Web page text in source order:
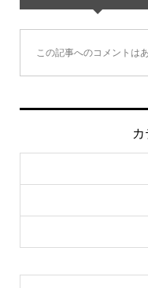
この記事へのコメントは